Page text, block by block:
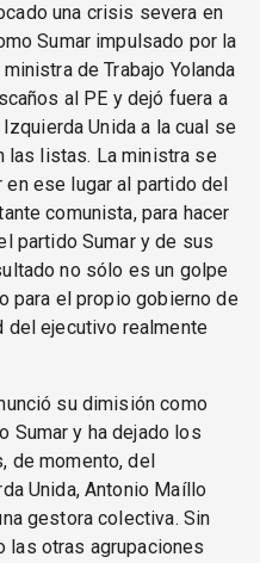
una crisis severa en
Sumar impulsado por la
de Trabajo Yolanda
al PE y dejó fuera a
Unida a la cual se
las listas. La ministra se
ese lugar al partido del
comunista, para hacer
partido Sumar y de sus
no sólo es un golpe
para el propio gobierno de
del ejecutivo realmente
su dimisión como
Sumar y ha dejado los
de momento, del
Unida, Antonio Maíllo
gestora colectiva. Sin
las otras agrupaciones